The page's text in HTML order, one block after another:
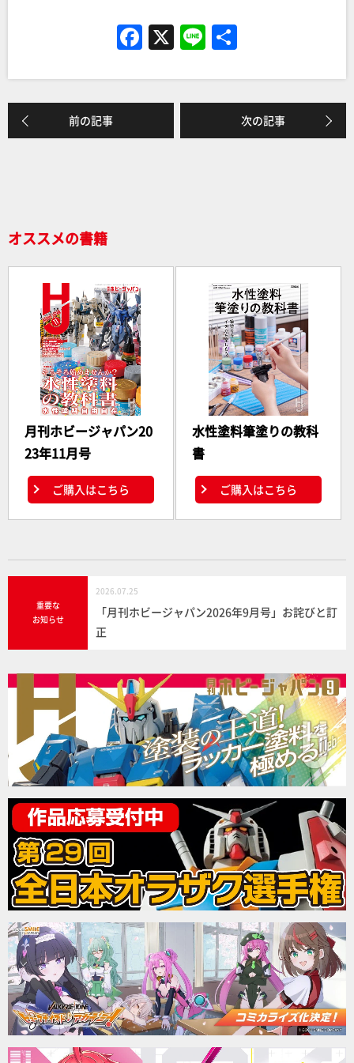
F
a
c
e
b
X Li
n
e
前の記事 次の記事
オススメの書籍
月刊ホビージャパン20
23年11月号
ご購入はこちら
水性塗料筆塗りの教科
書
ご購入はこちら
重要な
お知らせ
2026.07.25
「月刊ホビージャパン2026年9月号」お詫びと訂
正